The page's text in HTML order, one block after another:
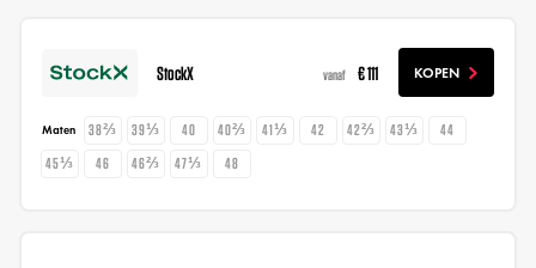
StockX vanaf € 111 KOPEN
Maten 38⅔ 39⅓ 40 40⅔ 41⅓ 42 42⅔ 43⅓
44
45⅓
46 46⅔ 47⅓ 48